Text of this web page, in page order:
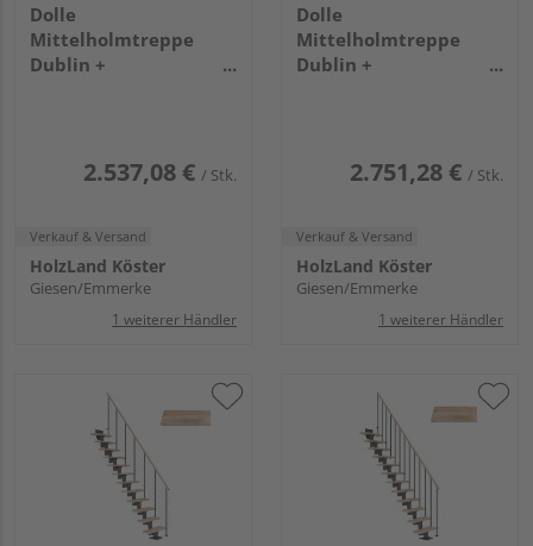
Dolle
Mittelholmtreppe
Dublin +
Metallkomp perlgrau
2.537,08 € / Stk.
Verkauf & Versand
HolzLand Köster
Giesen/Emmerke
1 weiterer Händler
Dolle
Mittelholmtreppe
Dublin +
Metallkomp perlgrau
2.751,28 € / Stk.
Verkauf & Versand
HolzLand Köster
Giesen/Emmerke
1 weiterer Händler